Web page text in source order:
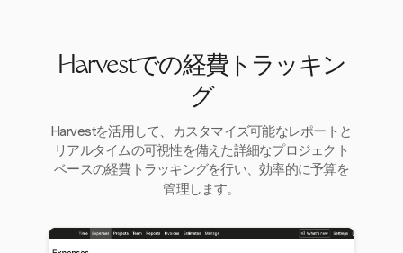
Harvestでの経費トラッキン
グ
Harvestを活用して、カスタマイズ可能なレポートと
リアルタイムの可視性を備えた詳細なプロジェクト
ベースの経費トラッキングを行い、効率的に予算を
管理します。